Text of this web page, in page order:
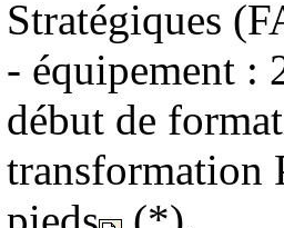
Stratégiques
- équipement :
début de
transformation